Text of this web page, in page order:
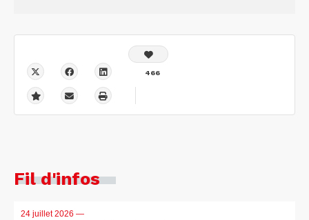
466
Fil d'infos
24 juillet 2026 —